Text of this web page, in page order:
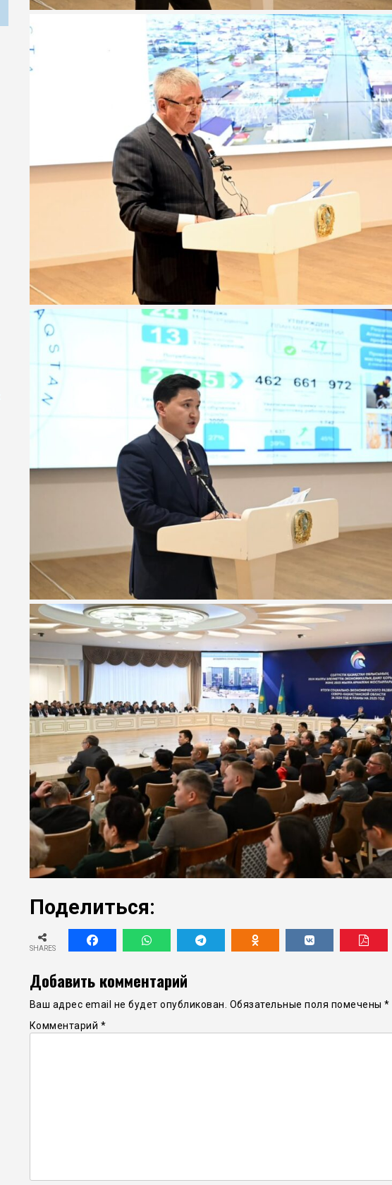
Поделиться:
SHARES
Добавить комментарий
Ваш адрес email не будет опубликован. Обязательные поля помечены *
Комментарий *